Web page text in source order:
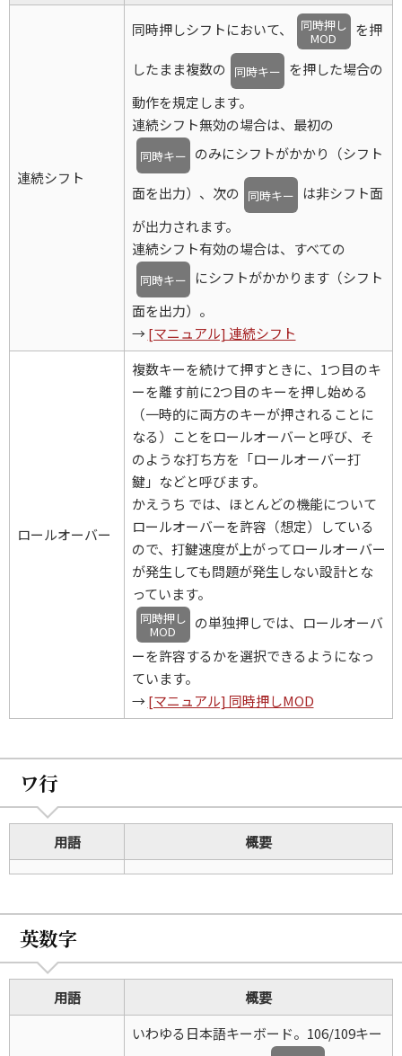
連続シフト
同時押しシフトにおいて、 同時押し
MOD を押
したまま複数の 同時キー を押した場合の
動作を規定します。
連続シフト無効の場合は、最初の
同時キー のみにシフトがかかり（シフト
面を出力）、次の 同時キー
は非シフト面
が出力されます。
連続シフト有効の場合は、すべての
同時キー
にシフトがかかります（シフト
面を出力）。
→[マニュアル] 連続シフト
ロールオーバー
複数キーを続けて押すときに、1つ目のキ
ーを離す前に2つ目のキーを押し始める
（一時的に両方のキーが押されることに
なる）ことをロールオーバーと呼び、そ
のような打ち方を「ロールオーバー打
鍵」などと呼びます。
かえうち では、ほとんどの機能について
ロールオーバーを許容（想定）している
ので、打鍵速度が上がってロールオーバー
が発生しても問題が発生しない設計とな
っています。
同時押し
MOD
の単独押しでは、ロールオーバ
ーを許容するかを選択できるようになっ
ています。
→[マニュアル] 同時押しMOD
ワ行
用語 概要
英数字
用語
概要
いわゆる日本語キーボード。106/109キー